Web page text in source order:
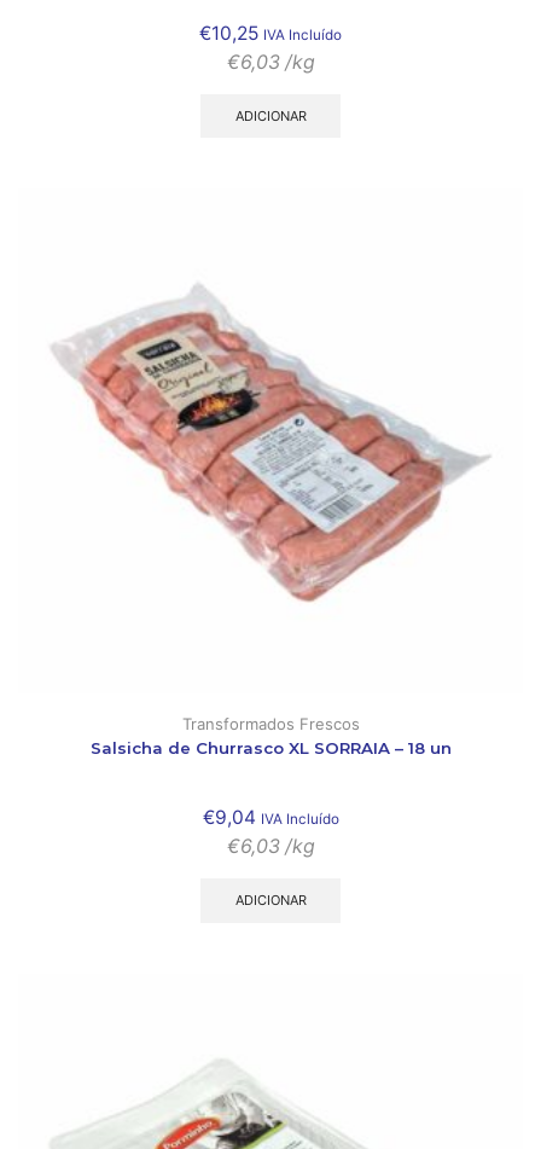
€10,25 IVA Incluído
€6,03 /kg
ADICIONAR
Transformados Frescos
Salsicha de Churrasco XL SORRAIA – 18 un
€9,04 IVA Incluído
€6,03 /kg
ADICIONAR